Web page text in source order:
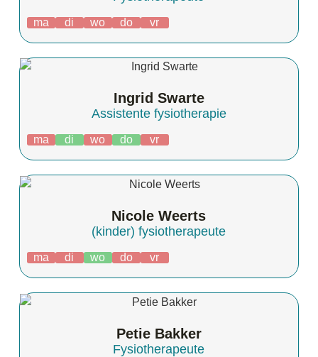
ma di wo do vr
Ingrid Swarte
Assistente fysiotherapie
ma di wo do vr
Nicole Weerts
(kinder) fysiotherapeute
ma di wo do vr
Petie Bakker
Fysiotherapeute